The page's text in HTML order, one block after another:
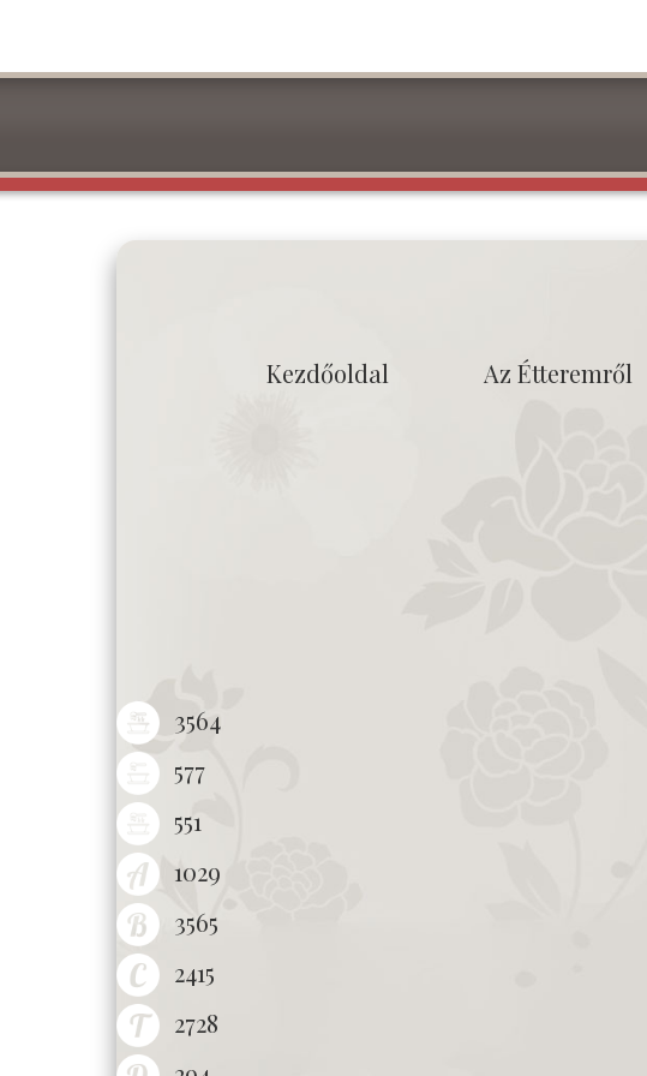
Kezdőoldal Az Étteremről
3564
577
551
1029
3565
2415
2728